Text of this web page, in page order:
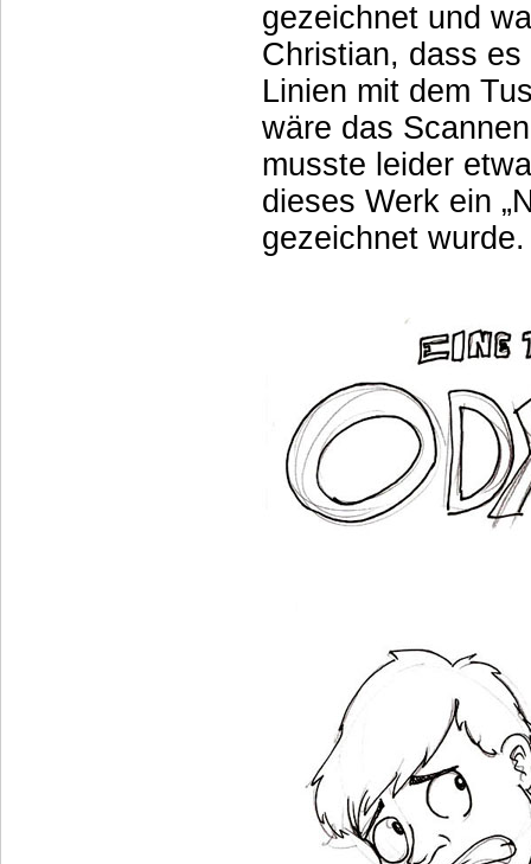
gezeichnet und
Christian, dass
Linien mit dem
wäre das
musste leider
dieses Werk ein
gezeichnet